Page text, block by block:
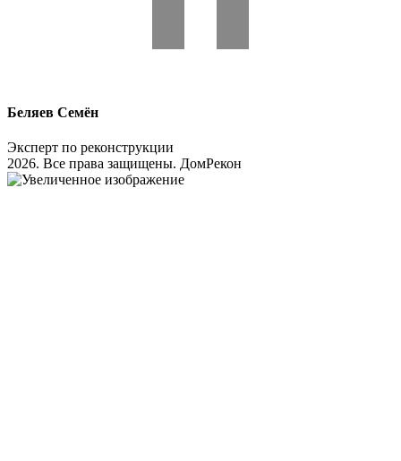
Беляев Семён
Эксперт по реконструкции
2026. Все права защищены. ДомРекон